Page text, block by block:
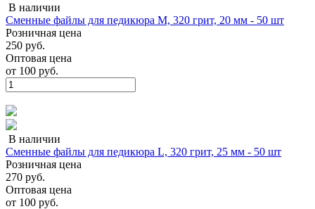
В наличии
Сменные файлы для педикюра M, 320 грит, 20 мм - 50 шт
Розничная цена
250 руб.
Оптовая цена
от 100 руб.
В наличии
Сменные файлы для педикюра L, 320 грит, 25 мм - 50 шт
Розничная цена
270 руб.
Оптовая цена
от 100 руб.